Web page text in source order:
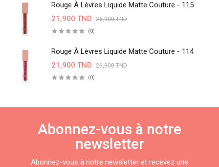
Rouge À Lèvres Liquide Matte Couture - 115
21,900 TND
26,900 TND
(0)
Rouge À Lèvres Liquide Matte Couture - 114
21,900 TND
26,900 TND
(0)
Abonnez-vous à notre
newsletter
Abonnez-vous à notre newsletter et recevez une